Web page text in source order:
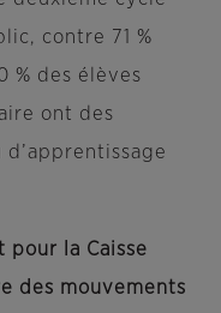
contre 71 %
% des élèves
ont des
pour la Caisse
des mouvements